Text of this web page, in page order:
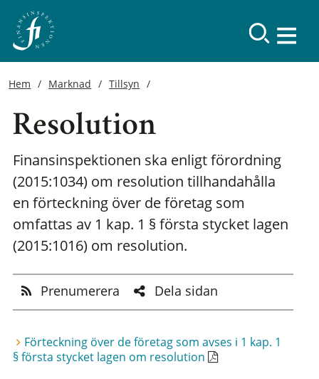
Hem Marknad Tillsyn
Resolution
Finansinspektionen ska enligt förordning
(2015:1034) om resolution tillhandahålla
en förteckning över de företag som
omfattas av 1 kap. 1 § första stycket lagen
(2015:1016) om resolution.
Prenumerera Dela sidan
Förteckning över de företag som avses i 1 kap. 1
§ första stycket lagen om resolution